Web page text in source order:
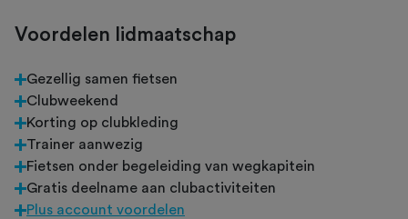
Voordelen lidmaatschap
Gezellig samen fietsen
Clubweekend
Korting op clubkleding
Trainer aanwezig
Fietsen onder begeleiding van wegkapitein
Gratis deelname aan clubactiviteiten
Plus account voordelen